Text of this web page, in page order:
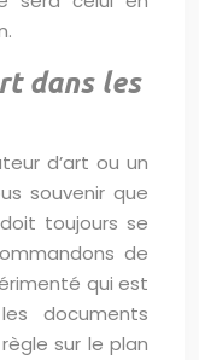
dans les
d’art ou un
souvenir que
toujours se
de
qui est
documents
sur le plan